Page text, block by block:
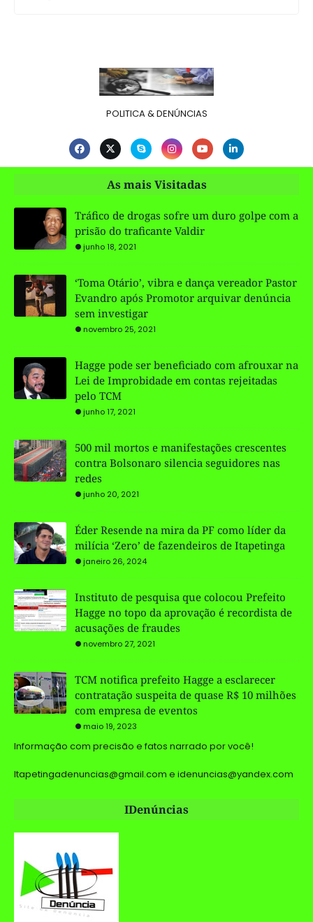
POLITICA & DENÚNCIAS
As mais Visitadas
Tráfico de drogas sofre um duro golpe com a
prisão do traficante Valdir
junho 18, 2021
‘Toma Otário’, vibra e dança vereador Pastor
Evandro após Promotor arquivar denúncia
sem investigar
novembro 25, 2021
Hagge pode ser beneficiado com afrouxar na
Lei de Improbidade em contas rejeitadas
pelo TCM
junho 17, 2021
500 mil mortos e manifestações crescentes
contra Bolsonaro silencia seguidores nas
redes
junho 20, 2021
Éder Resende na mira da PF como líder da
milícia ‘Zero’ de fazendeiros de Itapetinga
janeiro 26, 2024
Instituto de pesquisa que colocou Prefeito
Hagge no topo da aprovação é recordista de
acusações de fraudes
novembro 27, 2021
TCM notifica prefeito Hagge a esclarecer
contratação suspeita de quase R$ 10 milhões
com empresa de eventos
maio 19, 2023
Informação com precisão e fatos narrado por você!
Itapetingadenuncias@gmail.com e idenuncias@yandex.com
IDenúncias